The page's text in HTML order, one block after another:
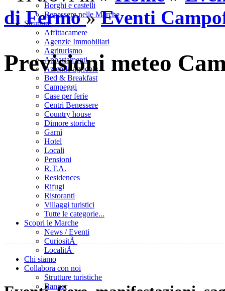
Borghi e castelli
Benessere nelle Marche
Strutture
Affittacamere
Agenzie Immobiliari
Agriturismo
Appartamenti
Aziende agricole
Bed & Breakfast
Campeggi
Case per ferie
Centri Benessere
Country house
Dimore storiche
Garnì
Hotel
Locali
Pensioni
R.T.A.
Residences
Rifugi
Ristoranti
Villaggi turistici
Tutte le categorie...
Scopri le Marche
News / Eventi
CuriositÃ
LocalitÃ
Chi siamo
Collabora con noi
Strutture turistiche
Banner
di Fermo »Eventi
Previsioni meteo